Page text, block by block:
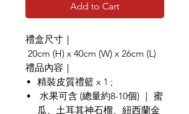
Add to Cart
禮盒尺寸｜
20cm (H) x 40cm (W) x 26cm (L)
禮品內容｜
精裝皮質禮籃 x 1 ;
水果可含 (總量約8-10個) ｜ 蜜
瓜、土耳其神石榴、紐西蘭金